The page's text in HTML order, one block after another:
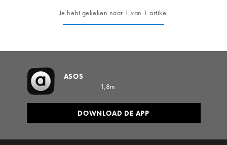
Je hebt gekeken naar 1 van 1 artikel
ASOS
1,8m
DOWNLOAD DE APP